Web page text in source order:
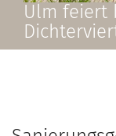
Ulm feiert